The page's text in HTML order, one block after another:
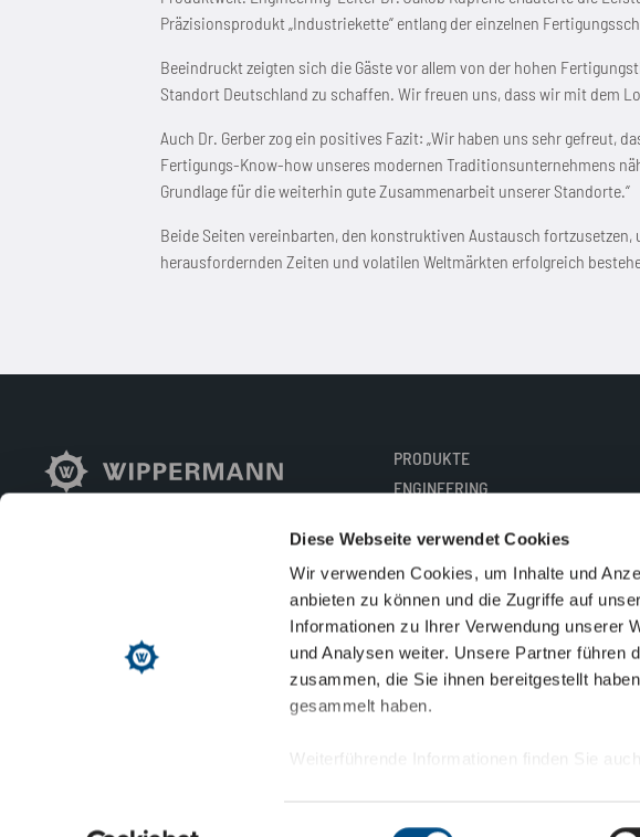
Diese Webseite verwendet Cookies
Wir verwenden Cookies, um Inhalte und
anbieten zu können und die Zugriffe auf
Informationen zu Ihrer Verwendung unserer
und Analysen weiter. Unsere Partner führen
zusammen, die Sie ihnen bereitgestellt
gesammelt haben.
Weiterführende Informationen finden Sie auch
Einwilligungsauswahl
Präzisionsprodukt „Industriekette“ entlang der einzelnen
Beeindruckt zeigten sich die Gäste vor allem von der hohen
Standort Deutschland zu schaffen. Wir freuen uns, dass wir mit dem
Auch Dr. Gerber zog ein positives Fazit: „Wir haben uns sehr
Fertigungs-Know-how unseres modernen Traditionsunternehmens
Grundlage für die weiterhin gute Zusammenarbeit unserer Standorte.“
Beide Seiten vereinbarten, den konstruktiven Austausch
herausfordernden Zeiten und volatilen Weltmärkten erfolgreich
PRODUKTE
ENGINEERING
SERVICE
UNTERNEHMEN
NACHHALTIGKEIT
KARRIERE
KONTAKT